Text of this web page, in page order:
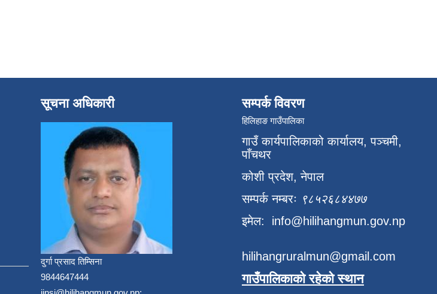
सूचना अधिकारी
दुर्गा प्रसाद तिम्सिना
9844647444
सम्पर्क विवरण
हिलिहाङ गाउँपालिका
गाउँ कार्यपालिकाको कार्यालय, पञ्चमी,
पाँचथर
कोशी प्रदेश, नेपाल
सम्पर्क नम्बरः ९८५२६८४४७७
इमेल: info@hilihangmun.gov.np
hilihangruralmun@gmail.com
गाउँपालिकाको रहेको स्थान